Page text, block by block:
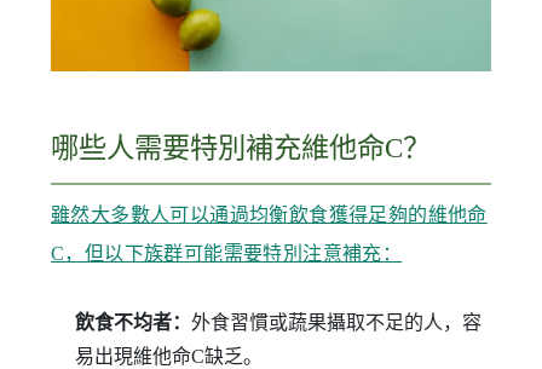
哪些人需要特別補充維他命C？
雖然大多數人可以通過均衡飲食獲得足夠的維他命
C，但以下族群可能需要特別注意補充：
飲食不均者： 外食習慣或蔬果攝取不足的人，容
易出現維他命C缺乏。